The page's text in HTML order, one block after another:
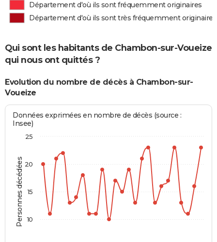
Département d'où ils sont fréquemment originaires
Département d'où ils sont très fréquemment originaires
Qui sont les habitants de Chambon-sur-Voueize
qui nous ont quittés ?
Evolution du nombre de décès à Chambon-sur-
Voueize
Personnes décédées
Données exprimées en nombre de décès (source :
Insee)
10
15
20
25